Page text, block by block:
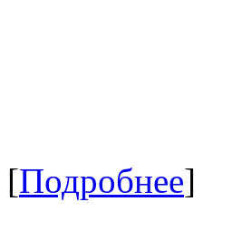
[Подробнее]